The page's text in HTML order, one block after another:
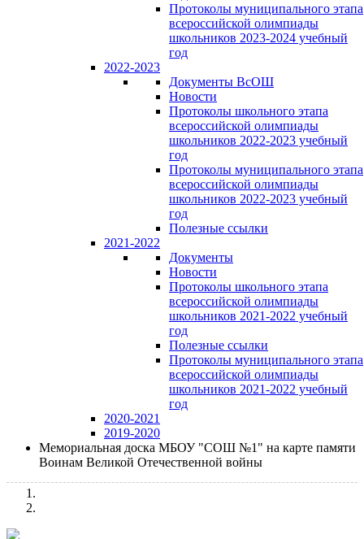
Протоколы муниципального этапа
всероссийской олимпиады
школьников 2023-2024 учебный
год
2022-2023
Документы ВсОШ
Новости
Протоколы школьного этапа
всероссийской олимпиады
школьников 2022-2023 учебный
год
Протоколы муниципального этапа
всероссийской олимпиады
школьников 2022-2023 учебный
год
Полезные ссылки
2021-2022
Документы
Новости
Протоколы школьного этапа
всероссийской олимпиады
школьников 2021-2022 учебный
год
Полезные ссылки
Протоколы муниципального этапа
всероссийской олимпиады
школьников 2021-2022 учебный
год
2020-2021
2019-2020
Мемориальная доска МБОУ "СОШ №1" на карте памяти
Воинам Великой Отечественной войны